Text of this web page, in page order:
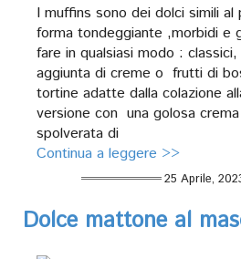
I muffins sono dei dolci simili al
forma tondeggiante ,morbidi e
fare in qualsiasi modo :
aggiunta di creme o frutti di
tortine adatte dalla colazione
versione con una golosa
spolverata di
Continua a leggere >>
25 Aprile,
Dolce mattone al